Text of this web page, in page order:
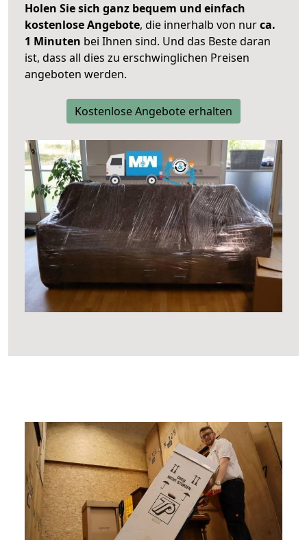
Holen Sie sich ganz bequem und einfach
kostenlose Angebote, die innerhalb von nurca.
1 Minuten bei Ihnen sind. Und das Beste daran
ist, dass all dies zu erschwinglichen Preisen
angeboten werden.
Kostenlose Angebote erhalten